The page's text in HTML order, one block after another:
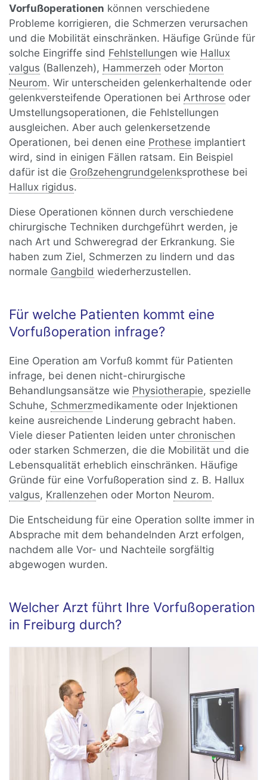
Vorfußoperationen können verschiedene
Probleme korrigieren, die Schmerzen verursachen
und die Mobilität einschränken. Häufige Gründe für
solche Eingriffe sind Fehlstellungen wie Hallux
valgus (Ballenzeh), Hammerzeh oder Morton
Neurom. Wir unterscheiden gelenkerhaltende oder
gelenkversteifende Operationen bei Arthrose oder
Umstellungsoperationen, die Fehlstellungen
ausgleichen. Aber auch gelenkersetzende
Operationen, bei denen eine Prothese implantiert
wird, sind in einigen Fällen ratsam. Ein Beispiel
dafür ist die Großzehengrundgelenksprothese bei
Hallux rigidus.
Diese Operationen können durch verschiedene
chirurgische Techniken durchgeführt werden, je
nach Art und Schweregrad der Erkrankung. Sie
haben zum Ziel, Schmerzen zu lindern und das
normale Gangbild wiederherzustellen.
Für welche Patienten kommt eine
Vorfußoperation infrage?
Eine Operation am Vorfuß kommt für Patienten
infrage, bei denen nicht-chirurgische
Behandlungsansätze wie Physiotherapie, spezielle
Schuhe, Schmerzmedikamente oder Injektionen
keine ausreichende Linderung gebracht haben.
Viele dieser Patienten leiden unter chronischen
oder starken Schmerzen, die die Mobilität und die
Lebensqualität erheblich einschränken. Häufige
Gründe für eine Vorfußoperation sind z. B. Hallux
valgus, Krallenzehen oder Morton Neurom.
Die Entscheidung für eine Operation sollte immer in
Absprache mit dem behandelnden Arzt erfolgen,
nachdem alle Vor- und Nachteile sorgfältig
abgewogen wurden.
Welcher Arzt führt Ihre Vorfußoperation
in Freiburg durch?